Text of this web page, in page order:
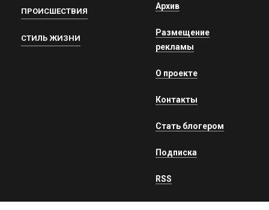
ПРОИСШЕСТВИЯ
СТИЛЬ ЖИЗНИ
Архив
Размещение
рекламы
О проекте
Контакты
Стать блогером
Подписка
RSS